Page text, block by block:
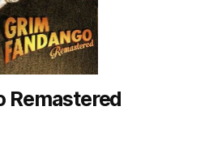
Remastered